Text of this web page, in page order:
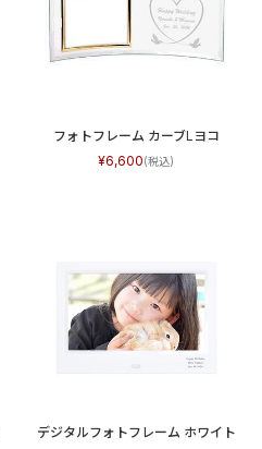
フォトフレーム カーブLヨコ
6,600
デジタルフォトフレーム ホワイト